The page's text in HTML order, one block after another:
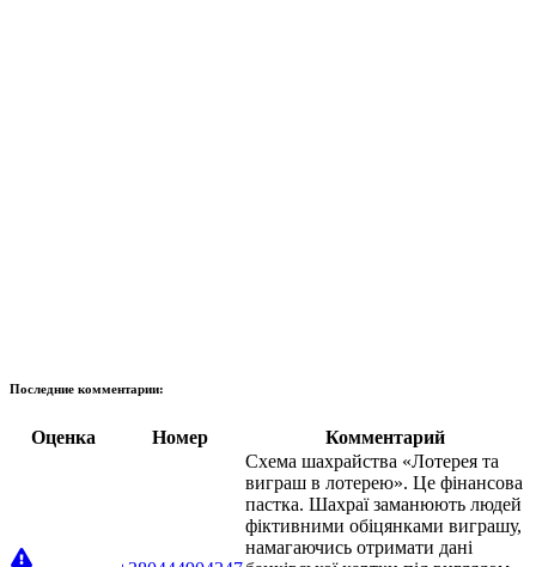
Последние комментарии:
Оценка Номер Комментарий
Схема шахрайства «Лотерея та
виграш в лотерею». Це фінансова
пастка. Шахраї заманюють людей
фіктивними обіцянками виграшу,
намагаючись отримати дані